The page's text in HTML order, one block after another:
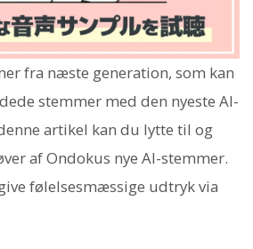
fra næste generation, som kan
stemmer med den nyeste AI-
artikel kan du lytte til og
af Ondokus nye AI-stemmer.
følelsesmæssige udtryk via